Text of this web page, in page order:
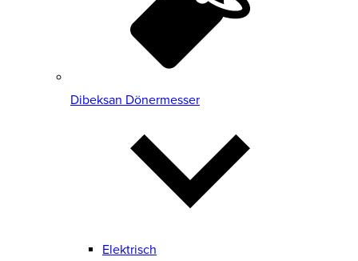
Dibeksan Dönermesser
Elektrisch